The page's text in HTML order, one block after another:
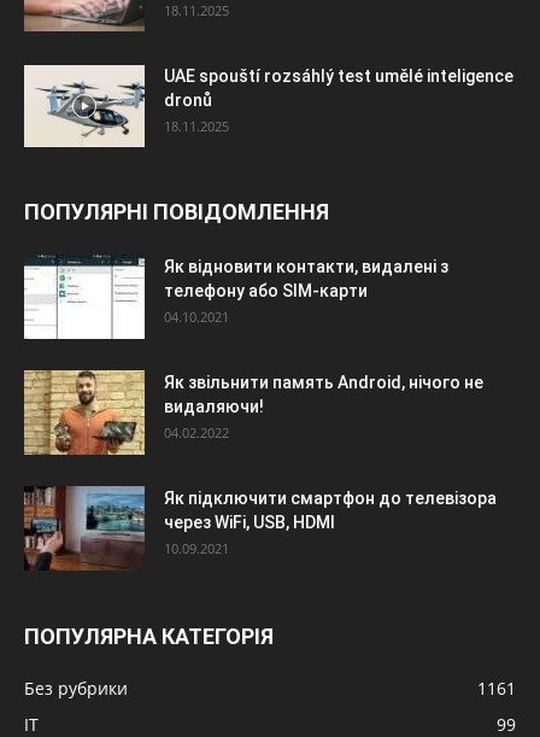
18.11.2025
UAE spouští rozsáhlý test umělé inteligence
dronů
18.11.2025
ПОПУЛЯРНІ ПОВІДОМЛЕННЯ
Як відновити контакти, видалені з
телефону або SIM-карти
04.10.2021
Як звільнити память Android, нічого не
видаляючи!
04.02.2022
Як підключити смартфон до телевізора
через WiFi, USB, HDMI
10.09.2021
ПОПУЛЯРНА КАТЕГОРІЯ
Без рубрики
1161
IT
99